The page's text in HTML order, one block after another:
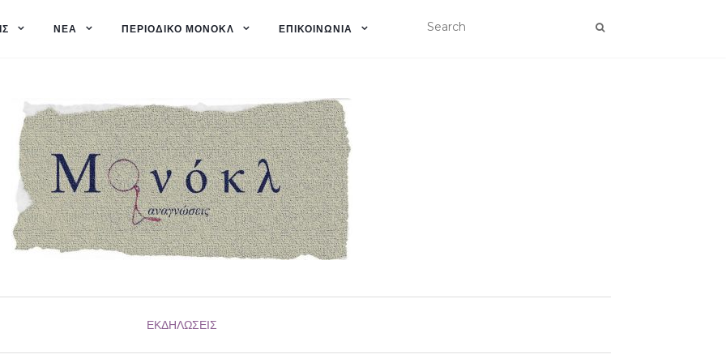
ΝΈΑ ΠΕΡΙΟΔΙΚΌ ΜΟΝΌΚΛ ΕΠΙΚΟΙΝΩΝΊΑ
ΕΚΔΗΛΏΣΕΙΣ